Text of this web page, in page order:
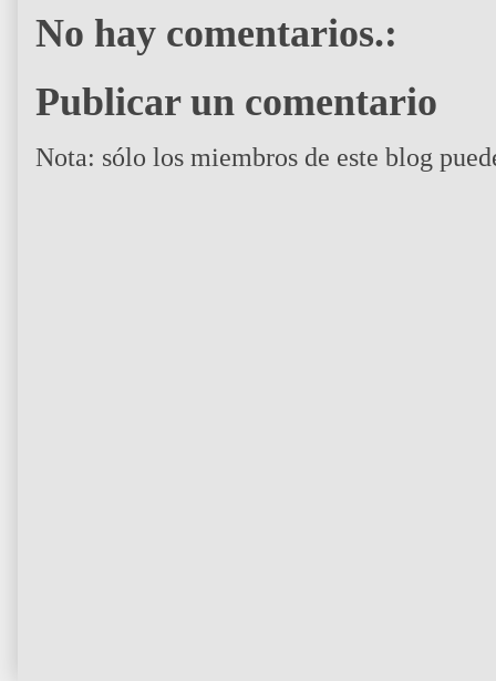
No hay comentarios.:
Publicar un comentario
Nota: sólo los miembros de este blog